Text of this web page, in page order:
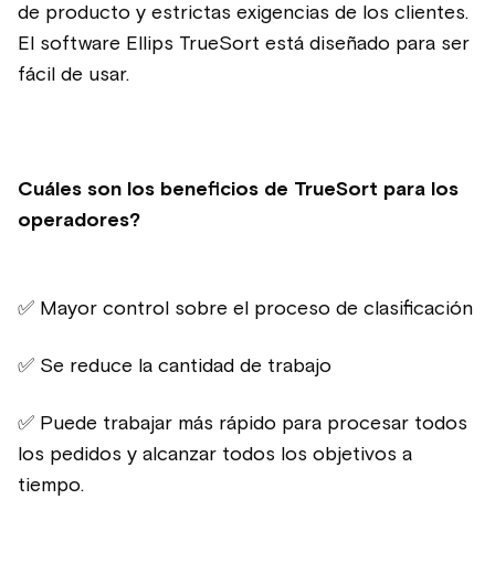
de producto y estrictas exigencias de los clientes.
El software Ellips TrueSort está diseñado para ser
fácil de usar.
Cuáles son los beneficios de TrueSort para los
operadores?
✅ Mayor control sobre el proceso de clasificación
✅ Se reduce la cantidad de trabajo
✅ Puede trabajar más rápido para procesar todos
los pedidos y alcanzar todos los objetivos a
tiempo.